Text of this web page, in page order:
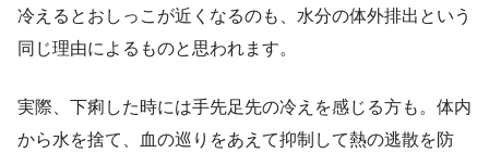
冷えるとおしっこが近くなるのも、水分の体外排出という
同じ理由によるものと思われます。
実際、下痢した時には手先足先の冷えを感じる方も。体内
から水を捨て、血の巡りをあえて抑制して熱の逃散を防